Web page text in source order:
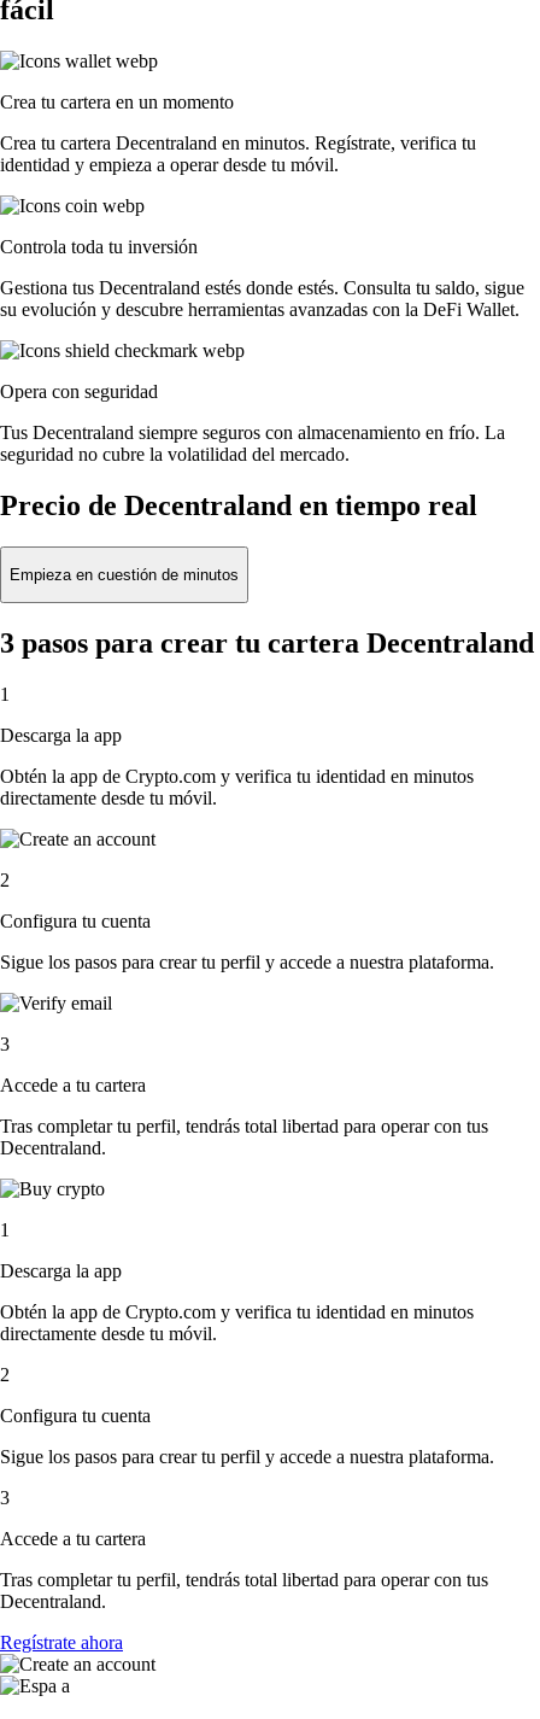
fácil
Crea tu cartera en un momento
Crea tu cartera Decentraland en minutos. Regístrate, verifica tu
identidad y empieza a operar desde tu móvil.
Controla toda tu inversión
Gestiona tus Decentraland estés donde estés. Consulta tu saldo, sigue
su evolución y descubre herramientas avanzadas con la DeFi Wallet.
Opera con seguridad
Tus Decentraland siempre seguros con almacenamiento en frío. La
seguridad no cubre la volatilidad del mercado.
Precio de Decentraland en tiempo real
Empieza en cuestión de minutos
3 pasos para crear tu cartera Decentraland
1
Descarga la app
Obtén la app de Crypto.com y verifica tu identidad en minutos
directamente desde tu móvil.
2
Configura tu cuenta
Sigue los pasos para crear tu perfil y accede a nuestra plataforma.
3
Accede a tu cartera
Tras completar tu perfil, tendrás total libertad para operar con tus
Decentraland.
1
Descarga la app
Obtén la app de Crypto.com y verifica tu identidad en minutos
directamente desde tu móvil.
2
Configura tu cuenta
Sigue los pasos para crear tu perfil y accede a nuestra plataforma.
3
Accede a tu cartera
Tras completar tu perfil, tendrás total libertad para operar con tus
Decentraland.
Regístrate ahora